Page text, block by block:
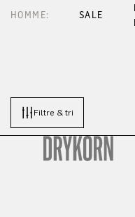
HOMME: SALE
Filtre & tri